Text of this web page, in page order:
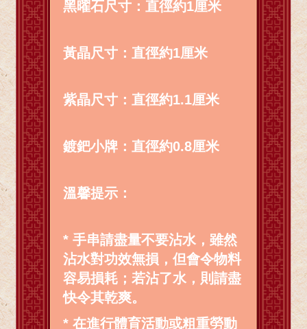
黑曜石尺寸：直徑約1厘米
黃晶尺寸：直徑約1厘米
紫晶尺寸：直徑約1.1厘米
鍍鈀小牌：直徑約0.8厘米
溫馨提示：
* 手串請盡量不要沾水，雖然
沾水對功效無損，但會令物料
容易損耗；若沾了水，則請盡
快令其乾爽。
* 在進行體育活動或粗重勞動